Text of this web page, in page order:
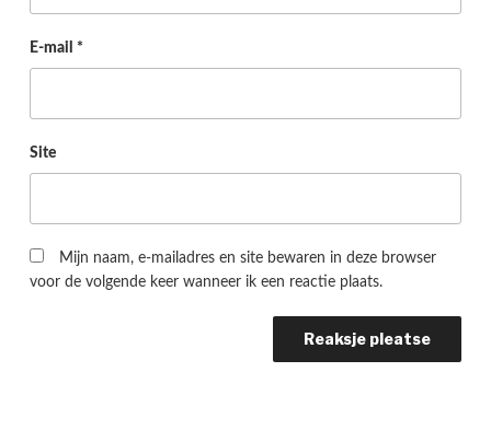
E-mail *
Site
Mijn naam, e-mailadres en site bewaren in deze browser
voor de volgende keer wanneer ik een reactie plaats.